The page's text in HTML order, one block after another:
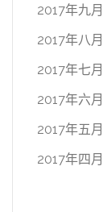
2017年九月
2017年八月
2017年七月
2017年六月
2017年五月
2017年四月